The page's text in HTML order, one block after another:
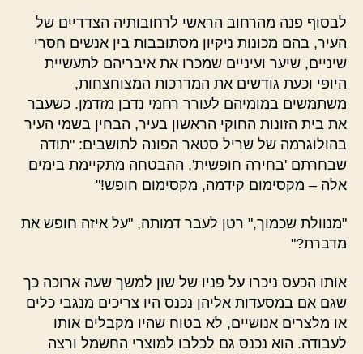
לבסוף פנה מהרחוב הראשי לרחובותיה הצדדיים של
העיר, בהם מכונות ניקיון מסתובבות בין אנשים חסרי
שיניים, שיער ועיניים שמכרו את איבריהם לתעשיית
היופי וכעת גודשים את המדרכות המצוחצחות,
משתמשים במומיהם לעורר רחמי נדבן מזדמן. כשעבר
את בית הזונות החוקי הראשון בעיר, הבחין בשמי העיר
בהולוגרמה של שריל סטאר הפונה לתושבים: "תודה
שבחרתם 'בחירה חופשית', ההבטחה מתקיימת בימים
אלה – מקסימום קידמה, מקסימום חופש!"
"מנוולת שכמוך," רטן לעבר דמותה, "על איזה חופש את
מדברת?"
אותו הכעס ניכרו על פניו של שון למשך שעה ארוכה כך
שגם אם במסעדות אליהן נכנס היו צריכים מנגבי כלים
או מלצרים אנושיים, לא בטוח שהיו מקבלים אותו
לעבודה. הוא נכנס גם לכלבו למוצרי החשמל ורצה